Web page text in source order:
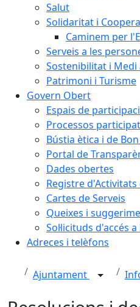
Salut
Solidaritat i
Caminem per
Serveis a les
Sostenibilitat i
Patrimoni i Turisme
Govern Obert
Espais de
Processos
Bústia ètica i de
Portal de
Dades obertes
Registre
Cartes de Serveis
Queixes i
Sol·licituds d'accés
Adreces i telèfons
Ajuntament